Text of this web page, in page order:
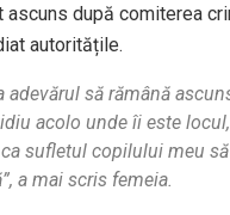
după comiterea
autoritățile.
adevărul să rămână
acolo unde îi este
sufletul copilului meu
a mai scris femeia.